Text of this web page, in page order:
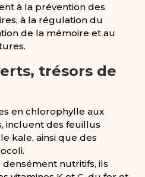
à la prévention des
à la régulation du
de la mémoire et au
trésors de
en chlorophylle aux
incluent des feuillus
kale, ainsi que des
densément nutritifs, ils